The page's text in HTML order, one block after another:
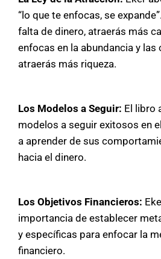
“lo que te enfocas, se
falta de dinero, atraerás más
enfocas en la abundancia y las
atraerás más riqueza.
Los Modelos a Seguir: El libro
modelos a seguir exitosos en
a aprender de sus
hacia el dinero.
Los Objetivos Financieros:
importancia de establecer
y específicas para enfocar la
financiero.